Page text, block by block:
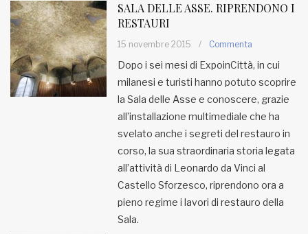
SALA DELLE ASSE. RIPRENDONO I
RESTAURI
15 novembre 2015 / Commenta
Dopo i sei mesi di ExpoinCittà, in cui
milanesi e turisti hanno potuto scoprire
la Sala delle Asse e conoscere, grazie
all’installazione multimediale che ha
svelato anche i segreti del restauro in
corso, la sua straordinaria storia legata
all’attività di Leonardo da Vinci al
Castello Sforzesco, riprendono ora a
pieno regime i lavori di restauro della
Sala.